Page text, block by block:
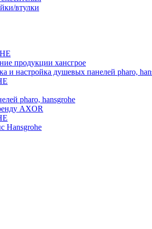
втулки
продукции хансгрое
и настройка душевых панелей pharo,
pharo, hansgrohe
AXOR
Hansgrohe